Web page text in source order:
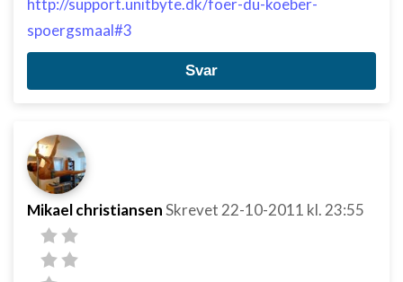
http://support.unitbyte.dk/foer-du-koeber-
spoergsmaal#3
Svar
Mikael christiansenSkrevet 22-10-2011 kl. 23:55